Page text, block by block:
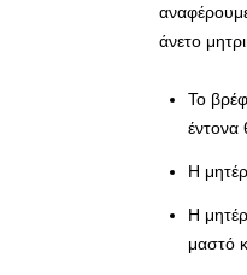
άνετο
Το
έντονα
Η
Η
μαστό